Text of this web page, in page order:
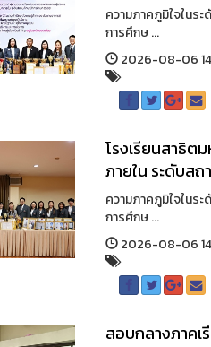
ความภาคภูมิใจในร
การศึกษ ...
2026-08-06
โรงเรียนสาธิต
ภายใน ระดับส
ความภาคภูมิใจในร
การศึกษ ...
2026-08-06
สอบกลางภาคเ